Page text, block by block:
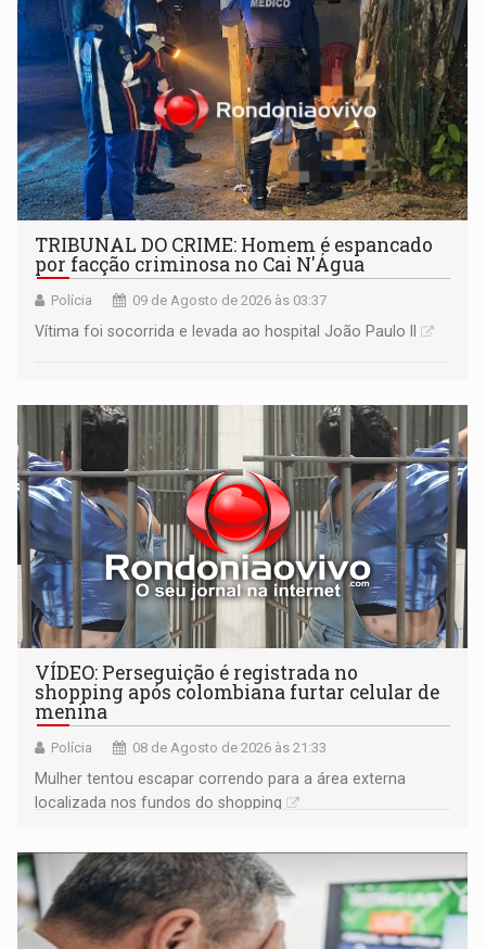
TRIBUNAL DO CRIME: Homem é espancado
por facção criminosa no Cai N'Água
Polícia 09 de Agosto de 2026 às 03:37
Vítima foi socorrida e levada ao hospital João Paulo II
VÍDEO: Perseguição é registrada no
shopping após colombiana furtar celular de
menina
Polícia 08 de Agosto de 2026 às 21:33
Mulher tentou escapar correndo para a área externa
localizada nos fundos do shopping